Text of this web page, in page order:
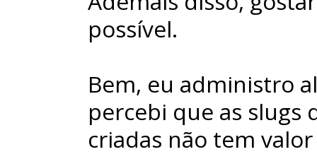
possível.
Bem, eu administro
percebi que as slugs
criadas não tem